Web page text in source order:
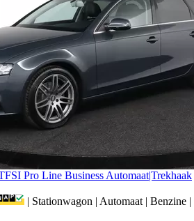
Pro Line Business Automaat|Trekhaak
| Stationwagon | Automaat | Benzine |